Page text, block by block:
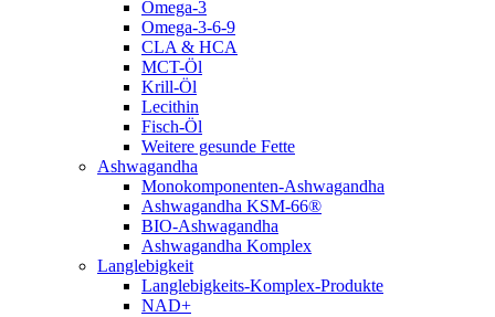
Omega-3
Omega-3-6-9
CLA & HCA
MCT-Öl
Krill-Öl
Lecithin
Fisch-Öl
Weitere gesunde Fette
Ashwagandha
Monokomponenten-Ashwagandha
Ashwagandha KSM-66®
BIO-Ashwagandha
Ashwagandha Komplex
Langlebigkeit
Langlebigkeits-Komplex-Produkte
NAD+